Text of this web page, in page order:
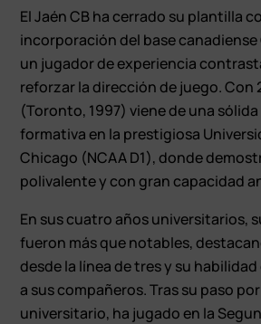
El Jaén CB ha cerrado su plantilla
incorporación del base canadiense
un jugador de experiencia
reforzar la dirección de juego. Con
(Toronto, 1997) viene de una
formativa en la prestigiosa
Chicago (NCAA D1), donde
polivalente y con gran capacidad
En sus cuatro años universitarios,
fueron más que notables,
desde la línea de tres y su
a sus compañeros. Tras su paso
universitario, ha jugado en la